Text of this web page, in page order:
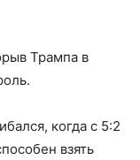
Трампа в
когда с 5:2
взять